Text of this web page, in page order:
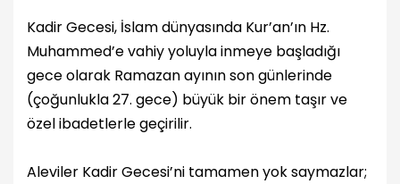
Kadir Gecesi, İslam dünyasında Kur’an’ın Hz.
Muhammed’e vahiy yoluyla inmeye başladığı
gece olarak Ramazan ayının son günlerinde
(çoğunlukla 27. gece) büyük bir önem taşır ve
özel ibadetlerle geçirilir.
Aleviler Kadir Gecesi’ni tamamen yok saymazlar;